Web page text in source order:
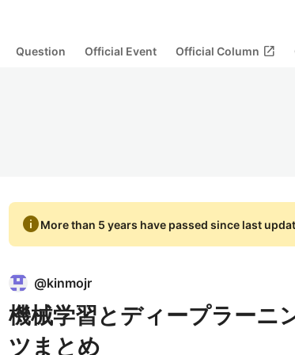
Question Official Event Official Column open_in_new
infoMore than 5 years have passed since last
@kinmojr
機械学習とディープラーニ
ツまとめ